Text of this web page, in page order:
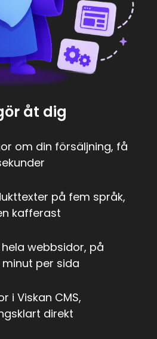
åt dig
om din försäljning, få
på fem språk,
kafferast
webbsidor, på
per sida
i Viskan CMS,
direkt